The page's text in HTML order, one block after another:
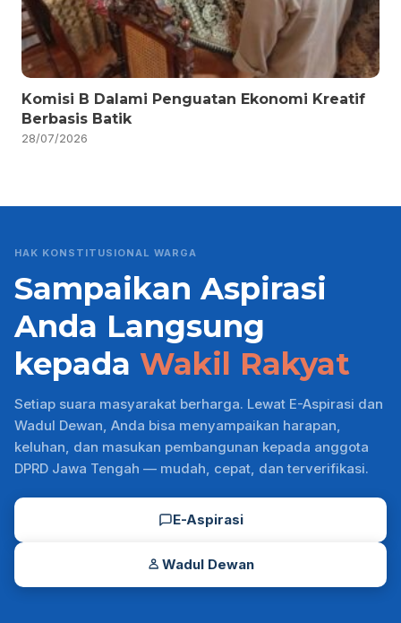
Komisi B Dalami Penguatan Ekonomi Kreatif
Berbasis Batik
28/07/2026
HAK KONSTITUSIONAL WARGA
Sampaikan Aspirasi
Anda Langsung
kepada Wakil Rakyat
Setiap suara masyarakat berharga. Lewat E-Aspirasi dan
Wadul Dewan, Anda bisa menyampaikan harapan,
keluhan, dan masukan pembangunan kepada anggota
DPRD Jawa Tengah — mudah, cepat, dan terverifikasi.
E-Aspirasi
Wadul Dewan